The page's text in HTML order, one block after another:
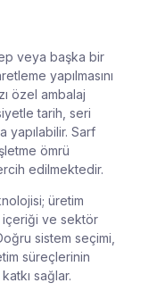
veya başka bir
yapılmasını
özel ambalaj
tarih, seri
yapılabilir. Sarf
ömrü
edilmektedir.
üretim
içeriği ve sektör
sistem seçimi,
süreçlerinin
sağlar.